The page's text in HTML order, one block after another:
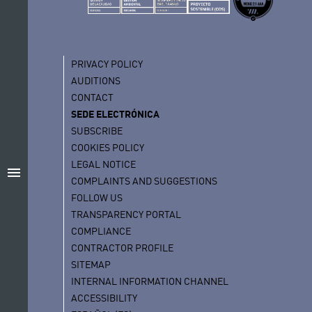
menu
PRIVACY POLICY
AUDITIONS
CONTACT
SEDE ELECTRÓNICA
SUBSCRIBE
COOKIES POLICY
LEGAL NOTICE
COMPLAINTS AND SUGGESTIONS
FOLLOW US
TRANSPARENCY PORTAL
COMPLIANCE
CONTRACTOR PROFILE
SITEMAP
INTERNAL INFORMATION CHANNEL
ACCESSIBILITY